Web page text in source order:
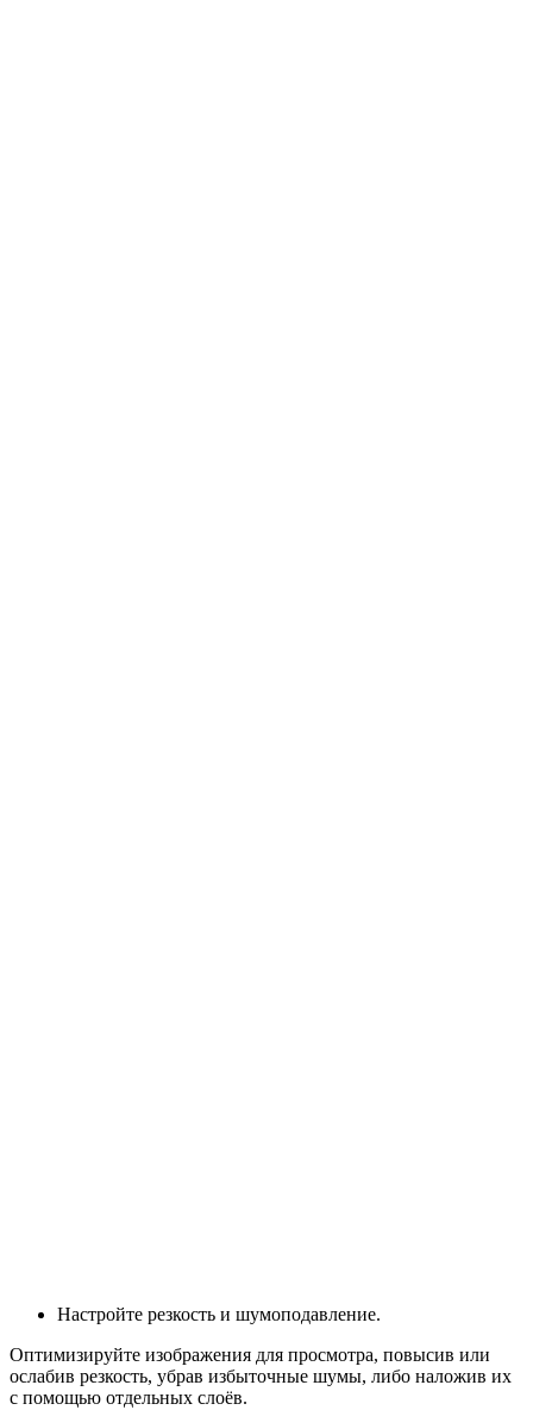
Настройте резкость и шумоподавление.
Оптимизируйте изображения для просмотра, повысив или
ослабив резкость, убрав избыточные шумы, либо наложив их
с помощью отдельных слоёв.